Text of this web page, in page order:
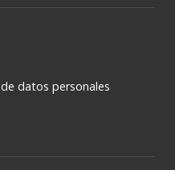
datos personales